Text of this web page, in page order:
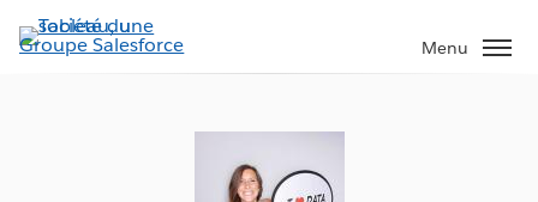
Aller
au
Menu